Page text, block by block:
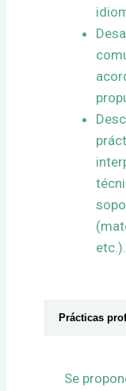
etc.).
Prácticas
Se